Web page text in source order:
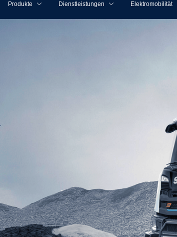
Produkte Dienstleistungen Elektromobilität